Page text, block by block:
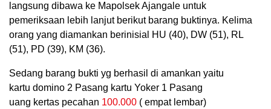
langsung dibawa ke Mapolsek Ajangale untuk
pemeriksaan lebih lanjut berikut barang buktinya. Kelima
orang yang diamankan berinisial HU (40), DW (51), RL
(51), PD (39), KM (36).
Sedang barang bukti yg berhasil di amankan yaitu
kartu domino 2 Pasang kartu Yoker 1 Pasang
uang kertas pecahan 100.000 ( empat lembar)